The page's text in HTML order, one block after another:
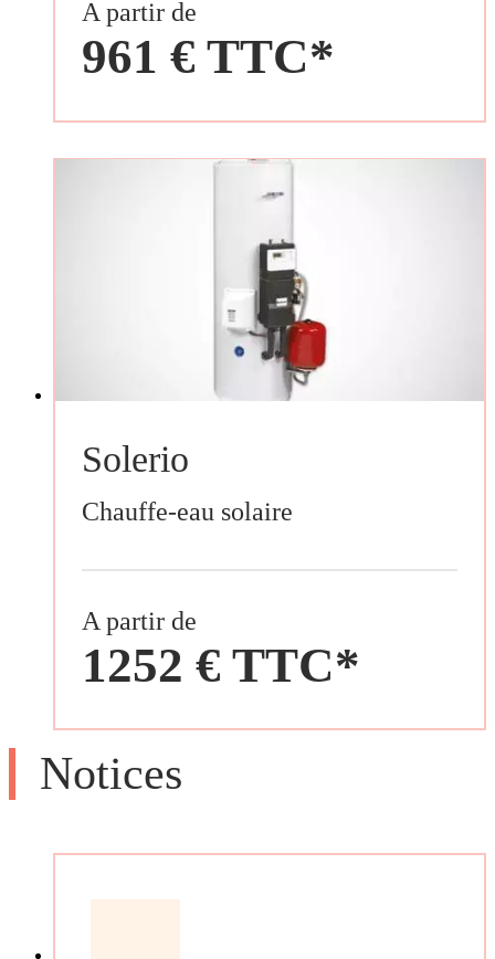
A partir de
961 € TTC*
Solerio
Chauffe-eau solaire
A partir de
1252 € TTC*
Notices